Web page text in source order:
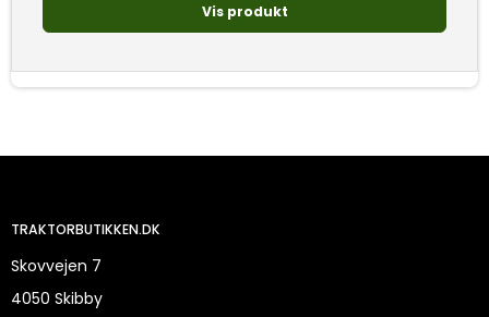
Vis produkt
TRAKTORBUTIKKEN.DK
Skovvejen 7
4050 Skibby